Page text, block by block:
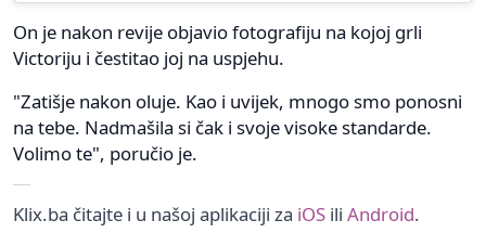
On je nakon revije objavio fotografiju na kojoj grli
Victoriju i čestitao joj na uspjehu.
"Zatišje nakon oluje. Kao i uvijek, mnogo smo ponosni
na tebe. Nadmašila si čak i svoje visoke standarde.
Volimo te", poručio je.
Klix.ba čitajte i u našoj aplikaciji za iOS ili Android.